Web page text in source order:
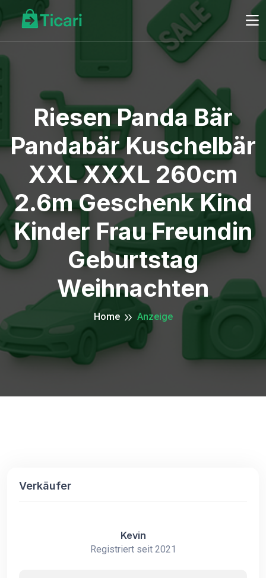
Riesen Panda Bär
Pandabär Kuschelbär
XXL XXXL 260cm
2.6m Geschenk Kind
Kinder Frau Freundin
Geburtstag
Weihnachten
Home Anzeige
Verkäufer
Kevin
Registriert seit 2021